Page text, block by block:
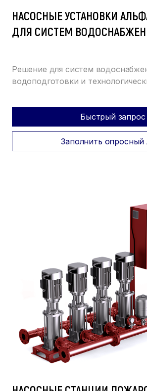
НАСОСНЫЕ УСТАНОВКИ
ДЛЯ СИСТЕМ
Решение для систем
водоподготовки и
Быстрый запрос
Заполнить опросный